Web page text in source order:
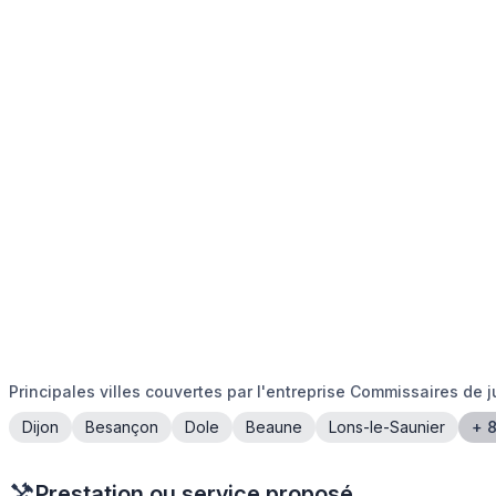
Principales villes couvertes par l'entreprise Commissaires de
Dijon
Besançon Dole Beaune Lons-le-Saunier